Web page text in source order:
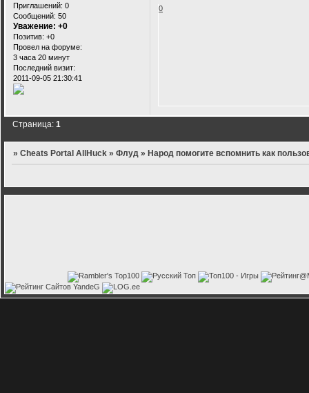
Приглашений: 0
Сообщений: 50
Уважение: +0
Позитив: +0
Провел на форуме:
3 часа 20 минут
Последний визит:
2011-09-05 21:30:41
0
Страница:1
»Cheats Portal AllHuck »Флуд » Народ помогите вспомнить как